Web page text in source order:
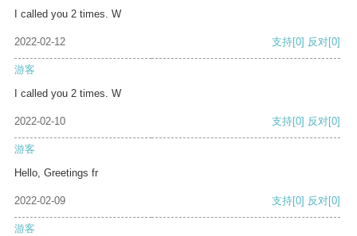
I called you 2 times. W
2022-02-12 支持[0] 反对[0]
游客
I called you 2 times. W
2022-02-10 支持[0] 反对[0]
游客
Hello, Greetings fr
2022-02-09 支持[0] 反对[0]
游客